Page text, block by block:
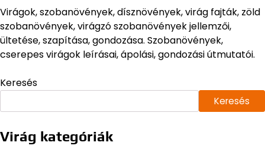
Virágok, szobanövények, dísznövények, virág fajták, zöld
szobanövények, virágzó szobanövények jellemzői,
ültetése, szapítása, gondozása. Szobanövények,
cserepes virágok leírásai, ápolási, gondozási útmutatói.
Keresés
Keresés
Virág kategóriák